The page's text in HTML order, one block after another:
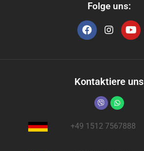
Folge uns:
Kontaktiere uns
+49 1512 7567888